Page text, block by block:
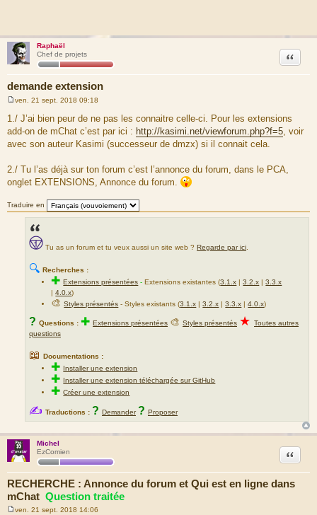
Raphaël
Chef de projets
demande extension
Citation
e
s
s
g
ven. 21 sept. 2018 09:18
1./ J’ai bien peur de ne pas les connaitre celle-ci. Pour les extensions
add-on de mChat c’est par ici : http://kasimi.net/viewforum.php?f=5 , voir
avec son auteur Kasimi (successeur de dmzx) si il connait cela.
2./ Tu l’as déjà sur ton forum c’est l’annonce du forum, dans le PCA,
onglet EXTENSIONS, Annonce du forum.
Traduire en
Tu as un forum et tu veux aussi un site web ? Regarde par ici
🔍 Recherches :
✚Extensions présentées -Extensions existantes (3.1.x |3.2.x |3.3.x
|4.0.x)
🎨Styles présentés - Styles existants (3.1.x |3.2.x |3.3.x |4.0.x)
? Questions : ✚ Extensions présentées 🎨 Styles présentés ★ Toutes autres
questions
📖 Documentations :
✚ Installer une extension
✚ Installer une extension téléchargée sur GitHub
✚Créer une extension
✍ Traductions : ? Demander ? Proposer
Michel
EzComien
RECHERCHE : Annonce du forum et Qui est en ligne dans
mChat Question traitée
Citation
ven. 21 sept. 2018 14:06